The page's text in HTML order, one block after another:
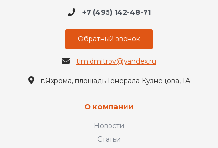
+7 (495) 142-48-71
Обратный звонок
tim.dmitrov@yandex.ru
г.Яхрома, площадь Генерала Кузнецова, 1А
О компании
Новости
Статьи